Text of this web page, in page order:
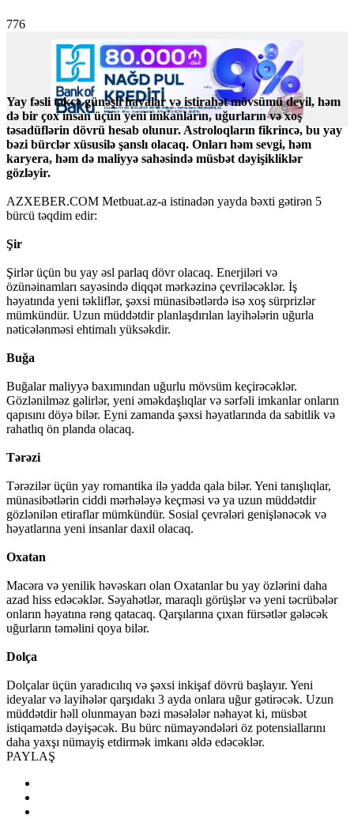
776
Yay fəsli təkcə günəşli havalar və istirahət mövsümü deyil, həm
də bir çox insan üçün yeni imkanların, uğurların və xoş
təsadüflərin dövrü hesab olunur. Astroloqların fikrincə, bu yay
bəzi bürclər xüsusilə şanslı olacaq. Onları həm sevgi, həm
karyera, həm də maliyyə sahəsində müsbət dəyişikliklər
gözləyir.
AZXEBER.COM Metbuat.az-a istinadən yayda bəxti gətirən 5
bürcü təqdim edir:
Şir
Şirlər üçün bu yay əsl parlaq dövr olacaq. Enerjiləri və
özünəinamları sayəsində diqqət mərkəzinə çevriləcəklər. İş
həyatında yeni təkliflər, şəxsi münasibətlərdə isə xoş sürprizlər
mümkündür. Uzun müddətdir planlaşdırılan layihələrin uğurla
nəticələnməsi ehtimalı yüksəkdir.
Buğa
Buğalar maliyyə baxımından uğurlu mövsüm keçirəcəklər.
Gözlənilməz gəlirlər, yeni əməkdaşlıqlar və sərfəli imkanlar onların
qapısını döyə bilər. Eyni zamanda şəxsi həyatlarında da sabitlik və
rahatlıq ön planda olacaq.
Tərəzi
Tərəzilər üçün yay romantika ilə yadda qala bilər. Yeni tanışlıqlar,
münasibətlərin ciddi mərhələyə keçməsi və ya uzun müddətdir
gözlənilən etiraflar mümkündür. Sosial çevrələri genişlənəcək və
həyatlarına yeni insanlar daxil olacaq.
Oxatan
Macəra və yenilik həvəskarı olan Oxatanlar bu yay özlərini daha
azad hiss edəcəklər. Səyahətlər, maraqlı görüşlər və yeni təcrübələr
onların həyatına rəng qatacaq. Qarşılarına çıxan fürsətlər gələcək
uğurların təməlini qoya bilər.
Dolça
Dolçalar üçün yaradıcılıq və şəxsi inkişaf dövrü başlayır. Yeni
ideyalar və layihələr qarşıdakı 3 ayda onlara uğur gətirəcək. Uzun
müddətdir həll olunmayan bəzi məsələlər nəhayət ki, müsbət
istiqamətdə dəyişəcək. Bu bürc nümayəndələri öz potensiallarını
daha yaxşı nümayiş etdirmək imkanı əldə edəcəklər.
PAYLAŞ